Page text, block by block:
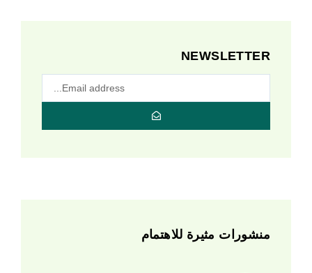
NEWSLETTER
منشورات مثيرة للاهتمام